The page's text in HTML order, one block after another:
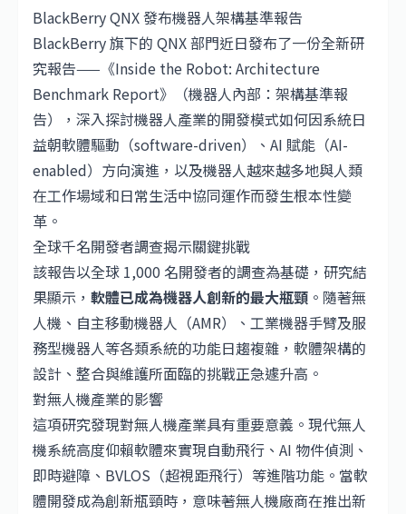
BlackBerry QNX 發布機器人架構基準報告
BlackBerry 旗下的 QNX 部門近日發布了一份全新研
究報告——《Inside the Robot: Architecture
Benchmark Report》（機器人內部：架構基準報
告），深入探討機器人產業的開發模式如何因系統日
益朝軟體驅動（software-driven）、AI 賦能（AI-
enabled）方向演進，以及機器人越來越多地與人類
在工作場域和日常生活中協同運作而發生根本性變
革。
全球千名開發者調查揭示關鍵挑戰
該報告以全球 1,000 名開發者的調查為基礎，研究結
果顯示， 軟體已成為機器人創新的最大瓶頸 。隨著無
人機、自主移動機器人（AMR）、工業機器手臂及服
務型機器人等各類系統的功能日趨複雜，軟體架構的
設計、整合與維護所面臨的挑戰正急遽升高。
對無人機產業的影響
這項研究發現對無人機產業具有重要意義。現代無人
機系統高度仰賴軟體來實現自動飛行、AI 物件偵測、
即時避障、BVLOS（超視距飛行）等進階功能。當軟
體開發成為創新瓶頸時，意味著無人機廠商在推出新